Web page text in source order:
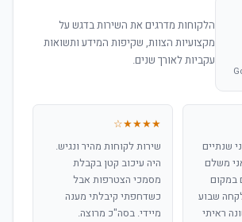
הלקוחות מדרגים את השירות בדגש על
מקצועיות הצוות, שקיפות המידע ותשואות
עקביות לאורך שנים.
שנתיים
משלם
במקום
שבוע
ראיתי
★★★★☆
שירות לקוחות מהיר ונגיש.
היה עיכוב קטן בקבלת
מסמכי הצטרפות אבל
כשדחפתי קיבלתי מענה
מיידי. בסה"כ מרוצה.